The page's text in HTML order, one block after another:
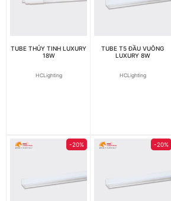
TUBE THỦY TINH LUXURY
18W
HCLighting
TUBE T5 ĐẦU VUÔNG
LUXURY 8W
HCLighting
-20% -20%